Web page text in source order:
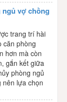
ngủ vợ chồng
trang trí hài
căn phòng
hơn mà còn
gắn kết giữa
phòng ngủ
nên lựa chọn